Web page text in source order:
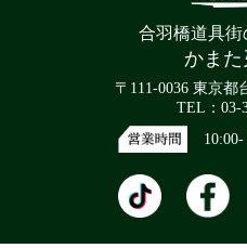
合羽橋道具
かまた
〒111-0036 東京都
TEL：03-